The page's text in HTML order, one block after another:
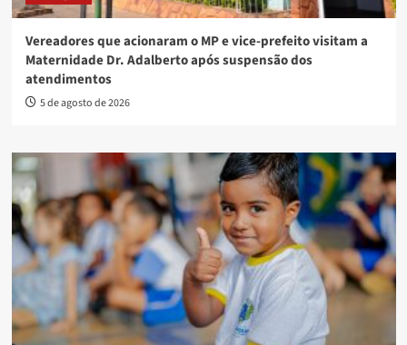
Vereadores que acionaram o MP e vice-prefeito visitam a
Maternidade Dr. Adalberto após suspensão dos
atendimentos
5 de agosto de 2026